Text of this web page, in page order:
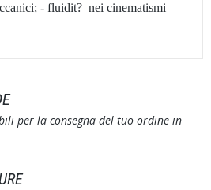
- fluidit? nei cinematismi
per la consegna del tuo ordine in